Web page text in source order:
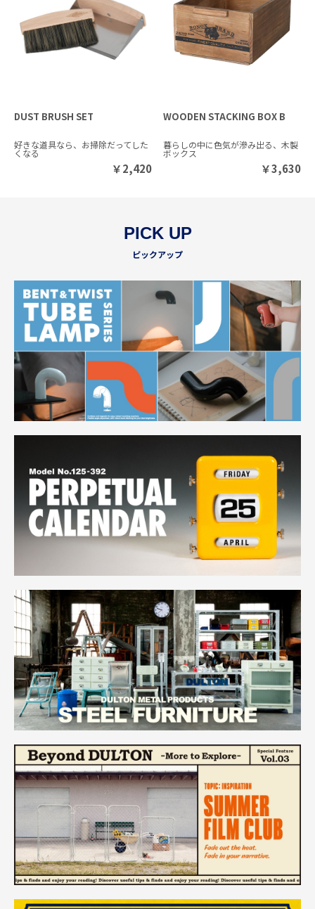
DUST BRUSH SET
好きな道具なら、お掃除だってした
くなる
￥2,420
WOODEN STACKING BOX B
暮らしの中に色気が滲み出る、木製
ボックス
￥3,630
PICK UP
ピックアップ